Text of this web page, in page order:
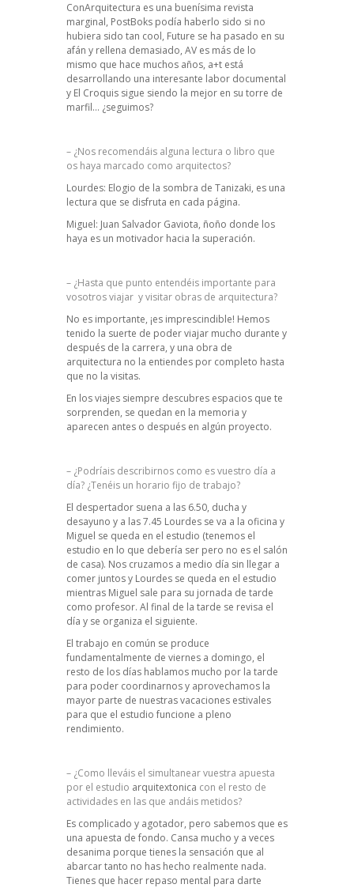
ConArquitectura es una buenísima revista
marginal, PostBoks podía haberlo sido si no
hubiera sido tan cool, Future se ha pasado en su
afán y rellena demasiado, AV es más de lo
mismo que hace muchos años, a+t está
desarrollando una interesante labor documental
y El Croquis sigue siendo la mejor en su torre de
marfil… ¿seguimos?
– ¿Nos recomendáis alguna lectura o libro que
os haya marcado como arquitectos?
Lourdes: Elogio de la sombra de Tanizaki, es una
lectura que se disfruta en cada página.
Miguel: Juan Salvador Gaviota, ñoño donde los
haya es un motivador hacia la superación.
– ¿Hasta que punto entendéis importante para
vosotros viajar y visitar obras de arquitectura?
No es importante, ¡es imprescindible! Hemos
tenido la suerte de poder viajar mucho durante y
después de la carrera, y una obra de
arquitectura no la entiendes por completo hasta
que no la visitas.
En los viajes siempre descubres espacios que te
sorprenden, se quedan en la memoria y
aparecen antes o después en algún proyecto.
– ¿Podríais describirnos como es vuestro día a
día? ¿Tenéis un horario fijo de trabajo?
El despertador suena a las 6.50, ducha y
desayuno y a las 7.45 Lourdes se va a la oficina y
Miguel se queda en el estudio (tenemos el
estudio en lo que debería ser pero no es el salón
de casa). Nos cruzamos a medio día sin llegar a
comer juntos y Lourdes se queda en el estudio
mientras Miguel sale para su jornada de tarde
como profesor. Al final de la tarde se revisa el
día y se organiza el siguiente.
El trabajo en común se produce
fundamentalmente de viernes a domingo, el
resto de los días hablamos mucho por la tarde
para poder coordinarnos y aprovechamos la
mayor parte de nuestras vacaciones estivales
para que el estudio funcione a pleno
rendimiento.
– ¿Como lleváis el simultanear vuestra apuesta
por el estudio arquitextonica con el resto de
actividades en las que andáis metidos?
Es complicado y agotador, pero sabemos que es
una apuesta de fondo. Cansa mucho y a veces
desanima porque tienes la sensación que al
abarcar tanto no has hecho realmente nada.
Tienes que hacer repaso mental para darte